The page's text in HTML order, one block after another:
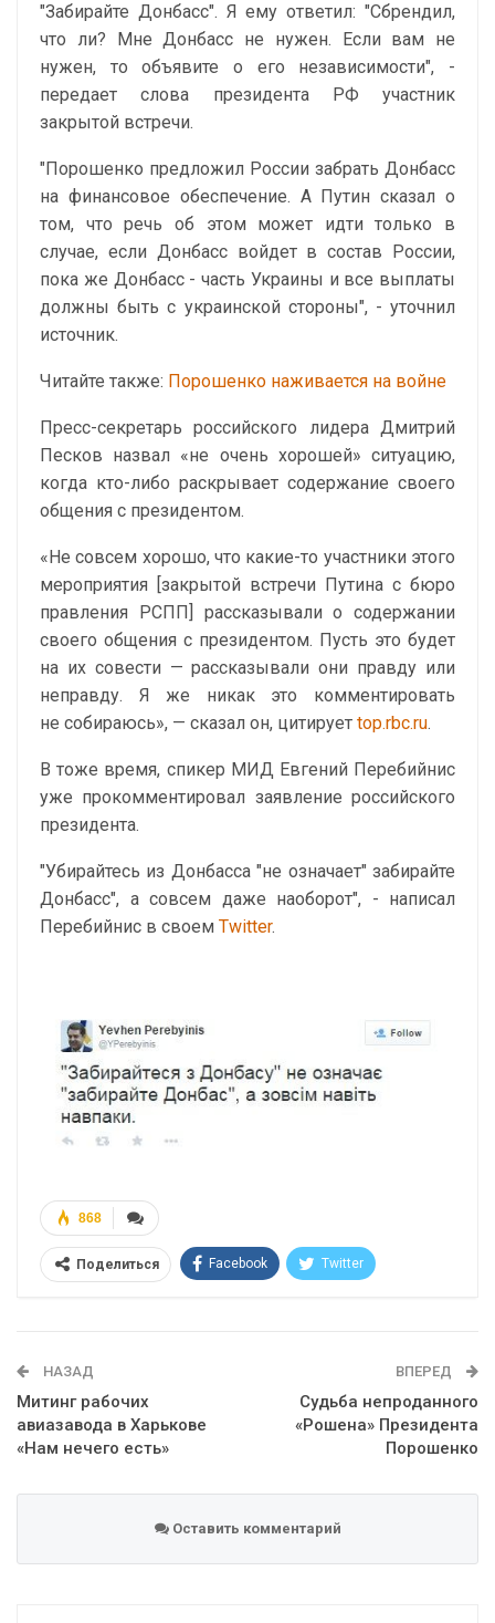
"Забирайте Донбасс". Я ему ответил: "Сбрендил,
что ли? Мне Донбасс не нужен. Если вам не
нужен, то объявите о его независимости", -
передает слова президента РФ участник
закрытой встречи.
"Порошенко предложил России забрать Донбасс
на финансовое обеспечение. А Путин сказал о
том, что речь об этом может идти только в
случае, если Донбасс войдет в состав России,
пока же Донбасс - часть Украины и все выплаты
должны быть с украинской стороны", - уточнил
источник.
Читайте также: Порошенко наживается на войне
Пресс-секретарь российского лидера Дмитрий
Песков назвал «не очень хорошей» ситуацию,
когда кто-либо раскрывает содержание своего
общения с президентом.
«Не совсем хорошо, что какие-то участники этого
мероприятия [закрытой встречи Путина с бюро
правления РСПП] рассказывали о содержании
своего общения с президентом. Пусть это будет
на их совести — рассказывали они правду или
неправду. Я же никак это комментировать
не собираюсь», — сказал он, цитирует top.rbc.ru.
В тоже время, спикер МИД Евгений Перебийнис
уже прокомментировал заявление российского
президента.
"Убирайтесь из Донбасса "не означает" забирайте
Донбасс", а совсем даже наоборот", - написал
Перебийнис в своем Twitter.
868
Поделиться Facebook Twitter
НАЗАД
Митинг рабочих
авиазавода в Харькове
«Нам нечего есть»
ВПЕРЕД
Судьба непроданного
«Рошена» Президента
Порошенко
Оставить комментарий